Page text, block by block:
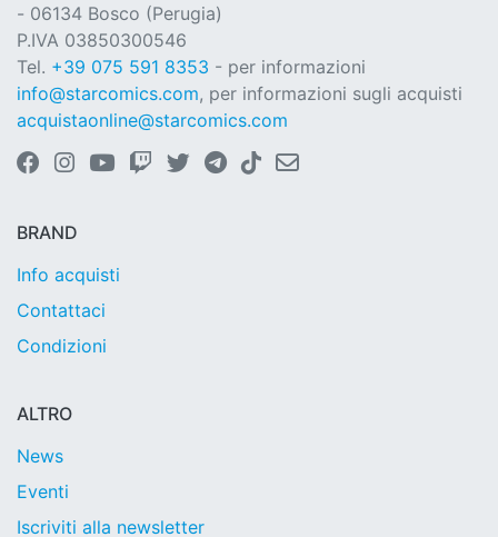
- 06134 Bosco (Perugia)
P.IVA 03850300546
Tel. +39 075 591 8353 - per informazioni
info@starcomics.com, per informazioni sugli acquisti
acquistaonline@starcomics.com
BRAND
Info acquisti
Contattaci
Condizioni
ALTRO
News
Eventi
Iscriviti alla newsletter